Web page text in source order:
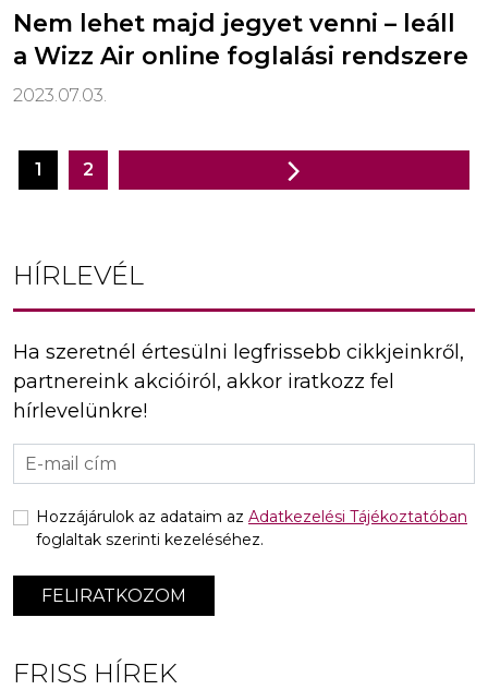
Nem lehet majd jegyet venni – leáll
a Wizz Air online foglalási rendszere
2023.07.03.
Bejegyzés
1 2
HÍRLEVÉL
Ha szeretnél értesülni legfrissebb cikkjeinkről,
partnereink akcióiról, akkor iratkozz fel
hírlevelünkre!
FELIRATKOZOM
Hozzájárulok az adataim az Adatkezelési Tájékoztatóban
foglaltak szerinti kezeléséhez.
FRISS HÍREK